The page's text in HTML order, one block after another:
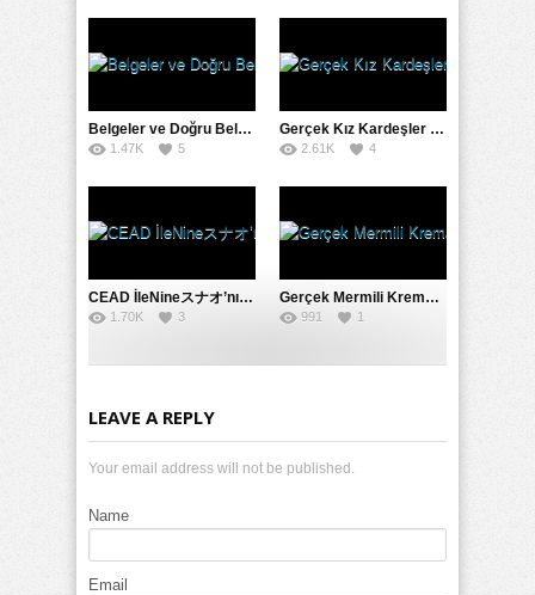
Belgeler ve Doğru Belgelendirmede DOCS’in Önemi
1.47K 5
Gerçek Kız Kardeşler hipnoz ve zihin kontrolü altında liebe阴茎 için yalvaran kızlar: Mısakı Nemıne Mına Hınano
2.61K 4
CEAD İleNineスナオ’nın Çılgın ve Seksüel Dünyası: Büyük Kalçalar ve Çılgın İlişkiler
1.70K 3
Gerçek Mermili Kremalı Pasta Büyük Dağıtımı, Ben Herkesin Özel Placesine Hizmet Eden En Üst Düzey Erotik Ürünler Günün Fırsatı
991 1
LEAVE A REPLY
Your email address will not be published.
Name
Email